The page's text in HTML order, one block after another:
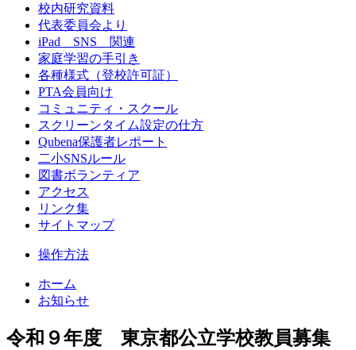
校内研究資料
代表委員会より
iPad SNS 関連
家庭学習の手引き
各種様式（登校許可証）
PTA会員向け
コミュニティ・スクール
スクリーンタイム設定の仕方
Qubena保護者レポート
二小SNSルール
図書ボランティア
アクセス
リンク集
サイトマップ
操作方法
ホーム
お知らせ
令和９年度 東京都公立学校教員募集